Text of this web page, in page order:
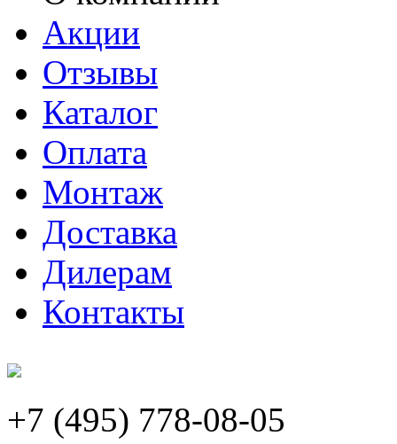
Акции
Отзывы
Каталог
Оплата
Монтаж
Доставка
Дилерам
Контакты
+7 (495) 778-08-05